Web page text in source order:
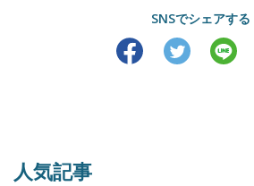
SNSでシェアする
人気記事